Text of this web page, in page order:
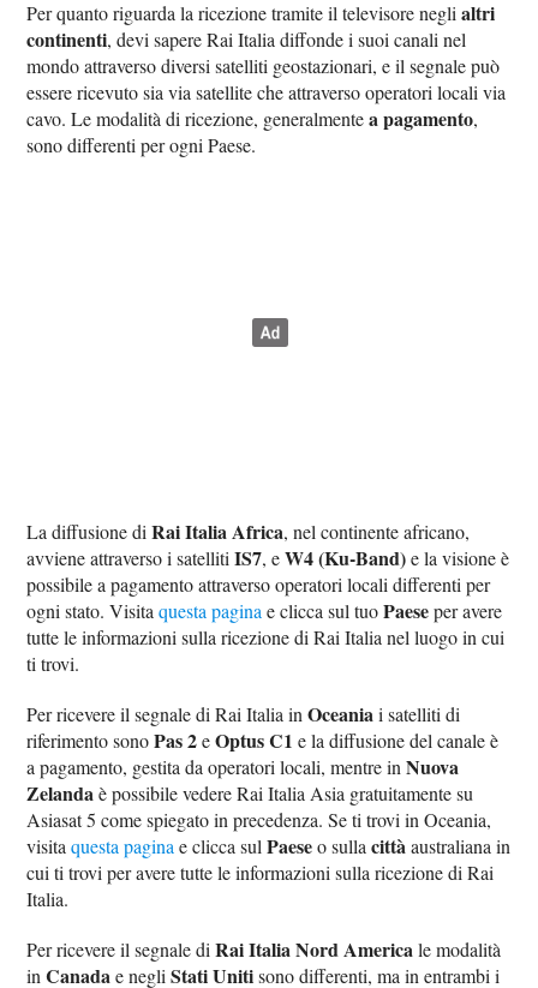
Per quanto riguarda la ricezione tramite il televisore neglialtri
continenti, devi sapere Rai Italia diffonde i suoi canali nel
mondo attraverso diversi satelliti geostazionari, e il segnale può
essere ricevuto sia via satellite che attraverso operatori locali via
cavo. Le modalità di ricezione, generalmentea pagamento,
sono differenti per ogni Paese.
La diffusione diRai Italia Africa, nel continente africano,
avviene attraverso i satellitiIS7, eW4 (Ku-Band)e la visione è
possibile a pagamento attraverso operatori locali differenti per
ogni stato. Visitaquesta pagina e clicca sul tuoPaeseper avere
tutte le informazioni sulla ricezione di Rai Italia nel luogo in cui
ti trovi.
Per ricevere il segnale di Rai Italia inOceaniai satelliti di
riferimento sonoPas 2eOptus C1 e la diffusione del canale è
a pagamento, gestita da operatori locali, mentre inNuova
Zelandaè possibile vedere Rai Italia Asia gratuitamente su
Asiasat 5 come spiegato in precedenza. Se ti trovi in Oceania,
visitaquesta pagina e clicca sulPaeseo sullacittàaustraliana in
cui ti trovi per avere tutte le informazioni sulla ricezione di Rai
Italia.
Per ricevere il segnale diRai Italia Nord Americale modalità
inCanadae negliStati Unitisono differenti, ma in entrambi i